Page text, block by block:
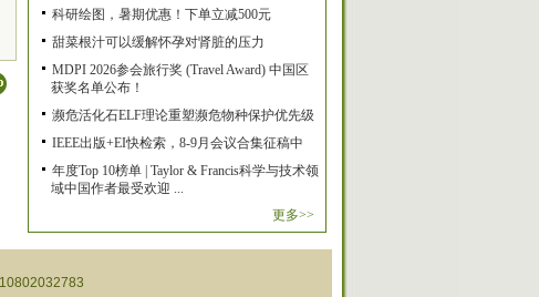
科研绘图，暑期优惠！下单立减500元
甜菜根汁可以缓解怀孕对肾脏的压力
MDPI 2026参会旅行奖 (Travel Award) 中国区
获奖名单公布！
濒危活化石ELF理论重塑濒危物种保护优先级
IEEE出版+EI快检索，8-9月会议合集征稿中
年度Top 10榜单 | Taylor & Francis科学与技术领
域中国作者最受欢迎 ...
更多>>